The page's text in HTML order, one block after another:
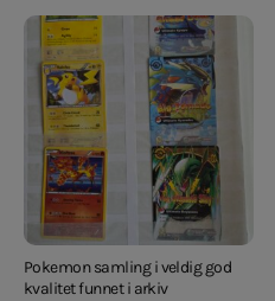
Pokemon samling i veldig god
kvalitet funnet i arkiv